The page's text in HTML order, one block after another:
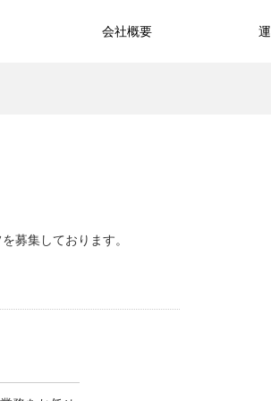
会社概要
募集しております。